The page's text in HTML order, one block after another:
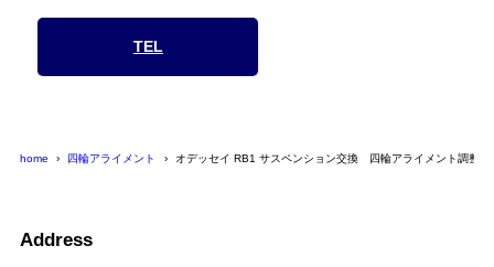
TEL
home 四輪アライメント オデッセイ RB1 サスペンション交換 四輪アライメント調整
Address